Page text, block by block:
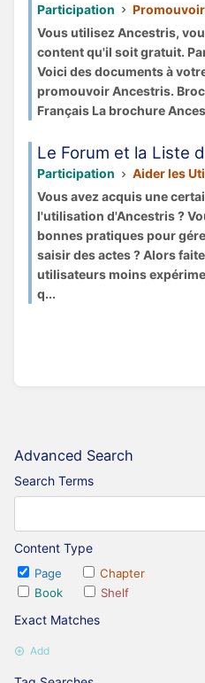
Advanced Search
Search Terms
Content Type
Page
Chapter
Book
Shelf
Exact Matches
Add
Participation
Vous utilisez Ancestris,
content qu'il soit gratuit.
Voici des documents à
promouvoir Ancestris.
Français La brochure
Le Forum et la Liste
Participation
Aider les
Vous avez acquis une
l'utilisation d'Ancestris ?
bonnes pratiques pour
saisir des actes ? Alors
utilisateurs moins
q...